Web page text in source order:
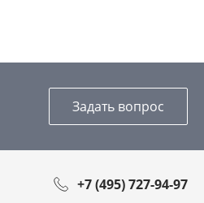
Задать вопрос
+7 (495) 727-94-97